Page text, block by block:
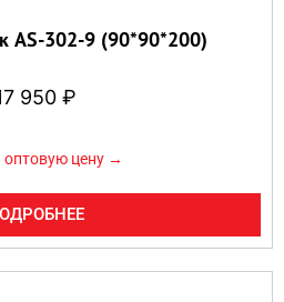
AS-302-9 (90*90*200)
950 ₽
оптовую цену →